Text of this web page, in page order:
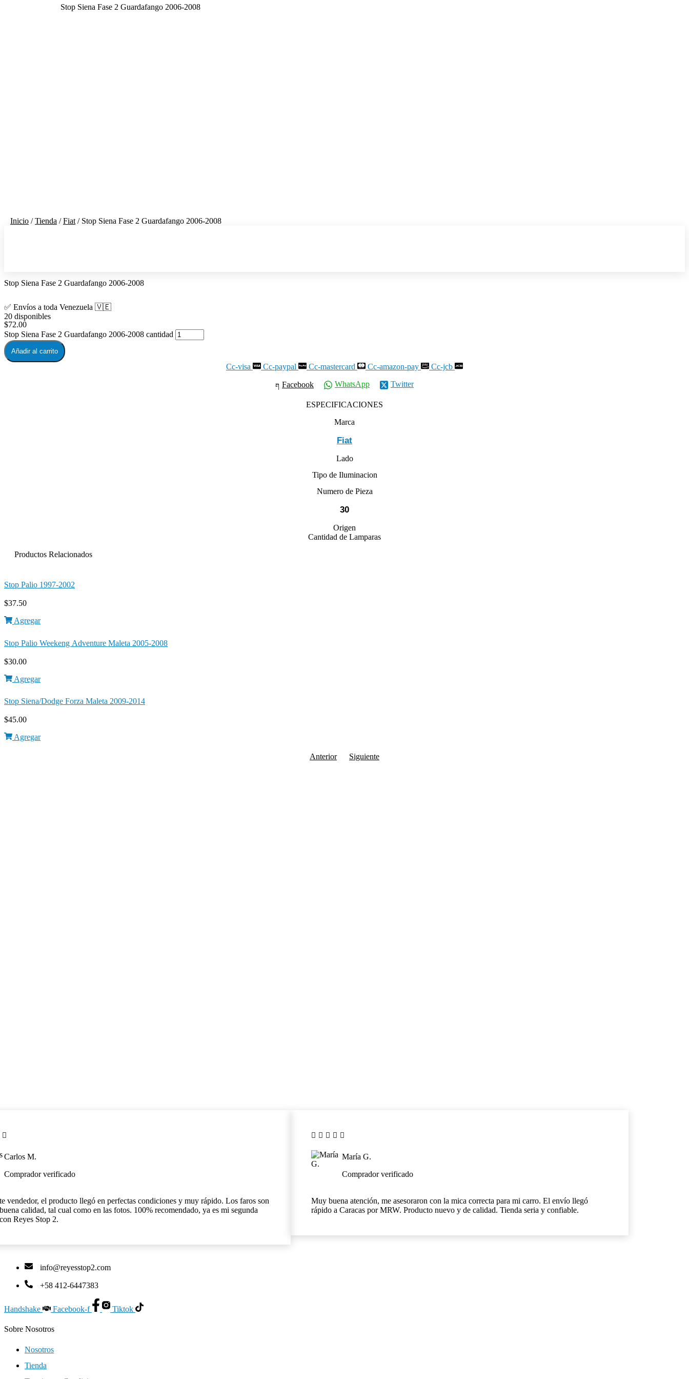
Stop Siena Fase 2 Guardafango 2006-2008
Inicio /Tienda /Fiat / Stop Siena Fase 2 Guardafango 2006-2008
Stop Siena Fase 2 Guardafango 2006-2008
✅ Envíos a toda Venezuela 🇻🇪
$72.00
20 disponibles
Stop Siena Fase 2 Guardafango 2006-2008 cantidad
Añadir al carrito
Cc-visa Cc-paypal Cc-mastercard Cc-amazon-pay Cc-jcb
Facebook WhatsApp Twitter
ESPECIFICACIONES
Marca
Fiat
Lado
Tipo de Iluminacion
Numero de Pieza
30
Origen
Cantidad de Lamparas
Productos Relacionados
Stop Palio 1997-2002
$37.50
Agregar
Stop Palio Weekeng Adventure Maleta 2005-2008
$30.00
Agregar
Stop Siena/Dodge Forza Maleta 2009-2014
$45.00
Agregar
Anterior Siguiente
Carlos M.
Comprador verificado
vendedor, el producto llegó en perfectas condiciones y muy rápido. Los faros son
calidad, tal cual como en las fotos. 100% recomendado, ya es mi segunda
Reyes Stop 2.
María G.
Comprador verificado
Muy buena atención, me asesoraron con la mica correcta para mi carro. El envío llegó
rápido a Caracas por MRW. Producto nuevo y de calidad. Tienda seria y confiable.
info@reyesstop2.com
+58 412-6447383
Handshake Facebook-f Tiktok
Sobre Nosotros
Nosotros
Tienda